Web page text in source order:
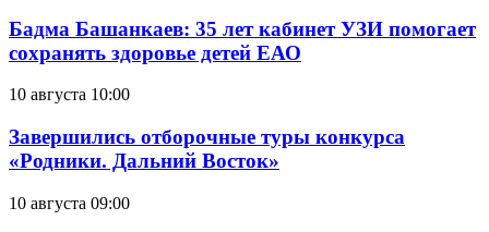
Бадма Башанкаев: 35 лет кабинет УЗИ помогает
сохранять здоровье детей ЕАО
10 августа 10:00
Завершились отборочные туры конкурса
«Родники. Дальний Восток»
10 августа 09:00